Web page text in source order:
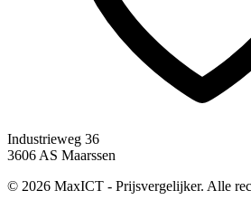
Industrieweg 36
3606 AS Maarssen
© 2026 MaxICT - Prijsvergelijker. Alle